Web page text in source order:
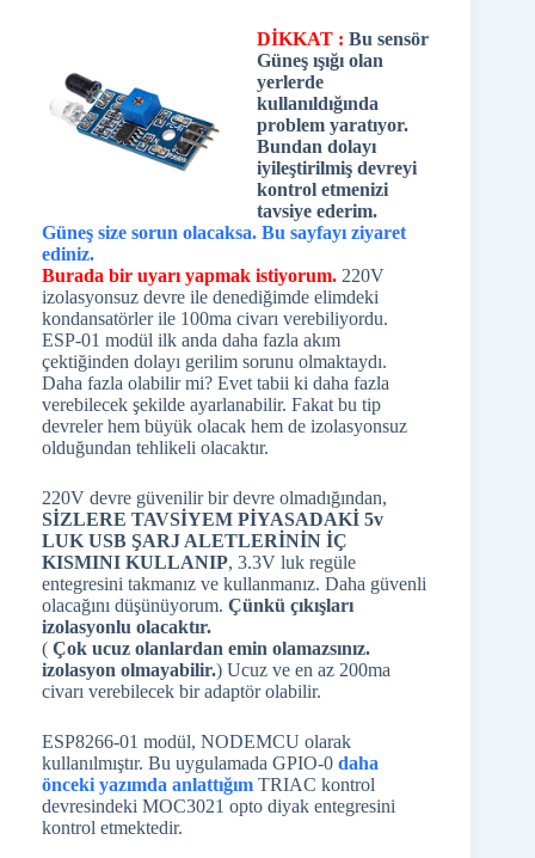
DİKKAT : Bu sensör
Güneş ışığı olan
yerlerde
kullanıldığında
problem yaratıyor.
Bundan dolayı
iyileştirilmiş devreyi
kontrol etmenizi
tavsiye ederim.
Güneş size sorun olacaksa. Bu sayfayı ziyaret
ediniz.
Burada bir uyarı yapmak istiyorum. 220V
izolasyonsuz devre ile denediğimde elimdeki
kondansatörler ile 100ma civarı verebiliyordu.
ESP-01 modül ilk anda daha fazla akım
çektiğinden dolayı gerilim sorunu olmaktaydı.
Daha fazla olabilir mi? Evet tabii ki daha fazla
verebilecek şekilde ayarlanabilir. Fakat bu tip
devreler hem büyük olacak hem de izolasyonsuz
olduğundan tehlikeli olacaktır.
220V devre güvenilir bir devre olmadığından,
SİZLERE TAVSİYEM PİYASADAKİ 5v
LUK USB ŞARJ ALETLERİNİN İÇ
KISMINI KULLANIP, 3.3V luk regüle
entegresini takmanız ve kullanmanız. Daha güvenli
olacağını düşünüyorum. Çünkü çıkışları
izolasyonlu olacaktır.
( Çok ucuz olanlardan emin olamazsınız.
izolasyon olmayabilir.) Ucuz ve en az 200ma
civarı verebilecek bir adaptör olabilir.
ESP8266-01 modül, NODEMCU olarak
kullanılmıştır. Bu uygulamada GPIO-0 daha
önceki yazımda anlattığım TRIAC kontrol
devresindeki MOC3021 opto diyak entegresini
kontrol etmektedir.